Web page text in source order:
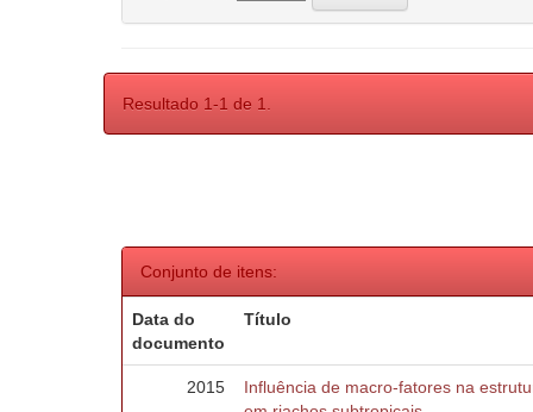
Resultado 1-1 de 1.
Conjunto de itens:
Data do
documento
Título
2015
Influência de macro-fatores na